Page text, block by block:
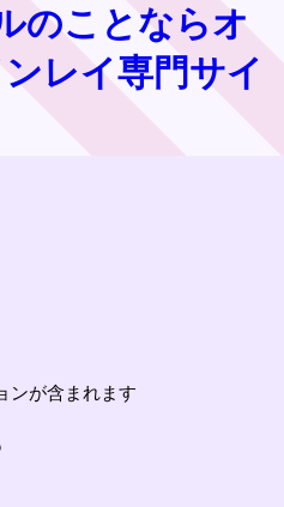
ンが含まれます